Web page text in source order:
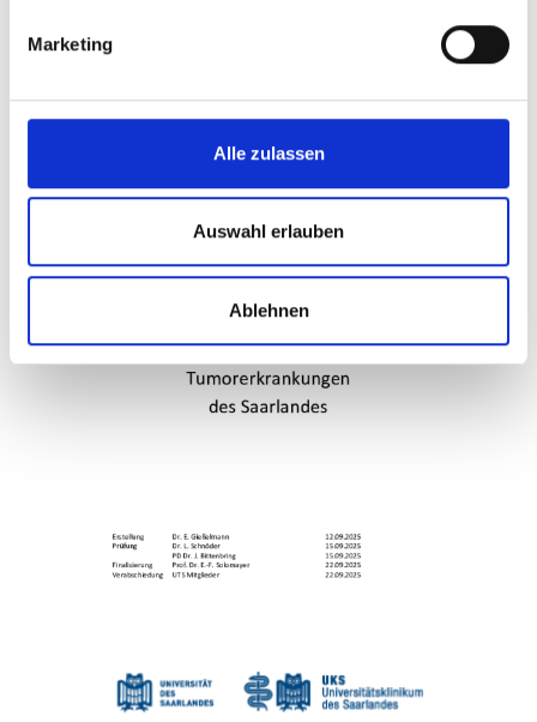
Marketing
Alle zulassen
Auswahl erlauben
Ablehnen